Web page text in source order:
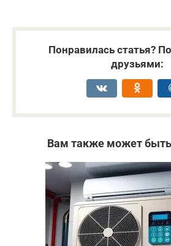
Понравилась статья?
друзьями:
Вам также может быть